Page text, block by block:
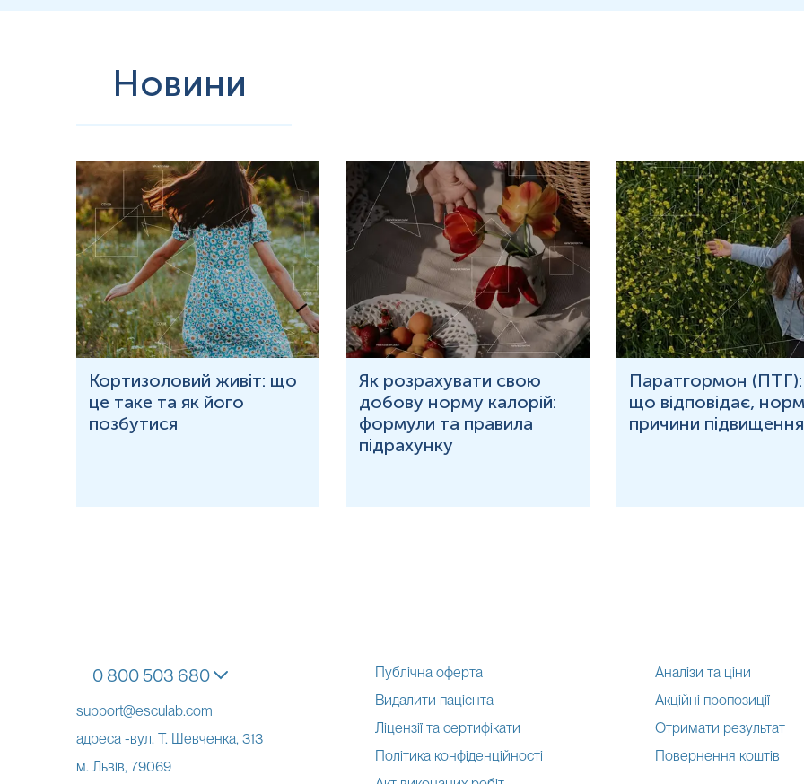
Новини
Кортизоловий живіт: що
це таке та як його
позбутися
Як розрахувати свою
добову норму калорій:
формули та правила
підрахунку
Паратгормон (ПТГ):
що відповідає,
причини підвищення
0 800 503 680
support@esculab.com
адреса -вул. Т. Шевченка, 313
м. Львів, 79069
Публічна оферта
Видалити пацієнта
Ліцензії та сертифікати
Політика конфіденційності
Аналізи та ціни
Акційні пропозиції
Отримати результат
Повернення коштів